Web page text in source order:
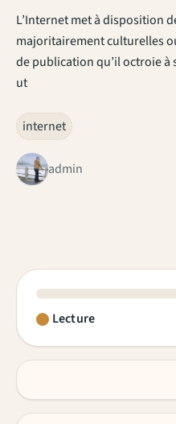
L’Internet met à disposition
majoritairement culturelles
de publication qu’il octroie à
ut
internet
admin
Lecture